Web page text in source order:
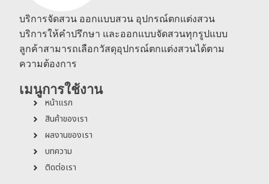
บริการจัดสวน ออกแบบสวน อุปกรณ์ตกแต่งสวน
บริการให้คำปรึกษา และออกแบบจัดสวนทุกรูปแบบ
ลูกค้าสามารถเลือกวัสดุอุปกรณ์ตกแต่งสวนได้ตาม
ความต้องการ
เมนูการใช้งาน
หน้าแรก
สินค้าของเรา
ผลงานของเรา
บทความ
ติดต่อเรา